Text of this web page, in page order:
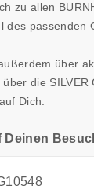
zu allen
des passenden
über
die
Dich.
Deinen